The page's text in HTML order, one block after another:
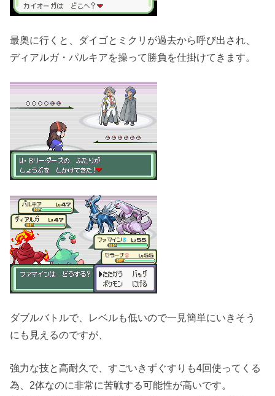
最奥に行くと、ダイゴとミクリが過去から呼び出され、
ディアルガ・パルキアを操って勝負を仕掛けてきます。
ダブルバトルで、レベルも低いので一見簡単にいきそう
にも見えるのですが、
強力な技と高耐久で、すごいきずぐすりも4回使ってくる
為、2体なのに非常に苦戦する可能性が高いです。